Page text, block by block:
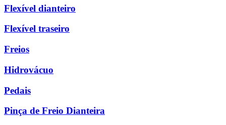
Flexível dianteiro
Flexível traseiro
Freios
Hidrovácuo
Pedais
Pinça de Freio Dianteira